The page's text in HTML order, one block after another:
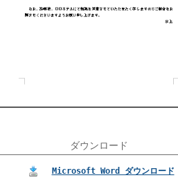
ダウンロード
Microsoft Word ダウンロード